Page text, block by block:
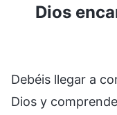
Dios
Debéis llegar a
Dios y